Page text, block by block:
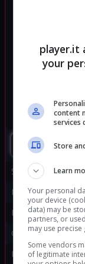
Sviluppatore:
Publisher:
Disponibile per:
Genere:
Data di rilascio:
player.it
your
content
services
Store
Learn
Your personal
your device
data) may be
partners, or
may use
Some vendors
of legitimate